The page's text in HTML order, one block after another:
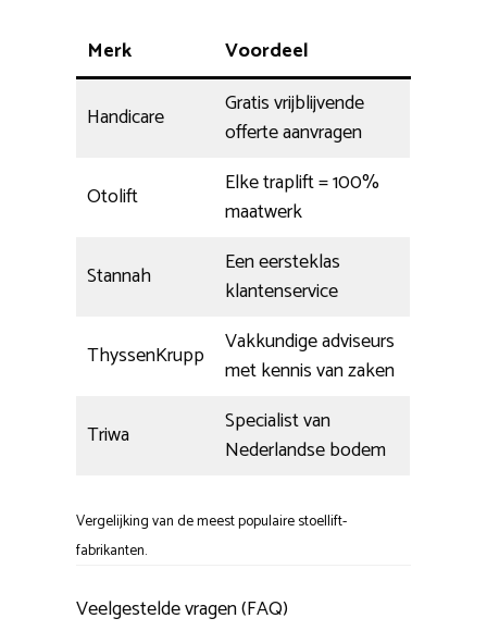
Merk Voordeel
Handicare
Gratis vrijblijvende
offerte aanvragen
Otolift
Elke traplift = 100%
maatwerk
Stannah
Een eersteklas
klantenservice
ThyssenKrupp
Vakkundige adviseurs
met kennis van zaken
Triwa
Specialist van
Nederlandse bodem
Vergelijking van de meest populaire stoellift-
fabrikanten.
Veelgestelde vragen (FAQ)